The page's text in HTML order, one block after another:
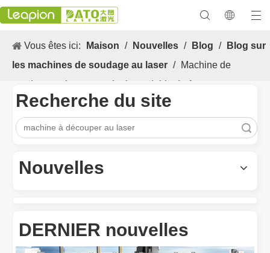
Vous êtes ici: Maison / Nouvelles / Blog /
Blog sur
les machines de soudage au laser / Machine de
soudage au laser en acier inoxydable de 1 mm
Recherche du site
Nouvelles
DERNIER nouvelles